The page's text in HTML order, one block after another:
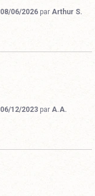
08/06/2026 par Arthur S.
06/12/2023 par A.A.